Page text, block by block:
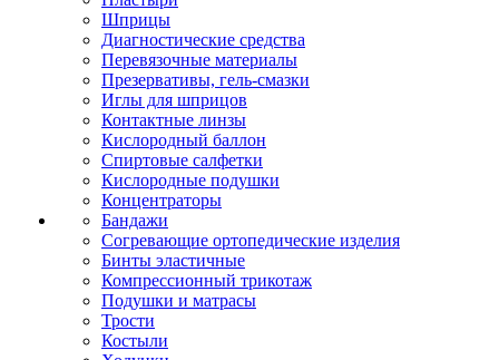
Шприцы
Диагностические средства
Перевязочные материалы
Презервативы, гель-смазки
Иглы для шприцов
Контактные линзы
Кислородный баллон
Спиртовые салфетки
Кислородные подушки
Концентраторы
Бандажи
Согревающие ортопедические изделия
Бинты эластичные
Компрессионный трикотаж
Подушки и матрасы
Трости
Костыли